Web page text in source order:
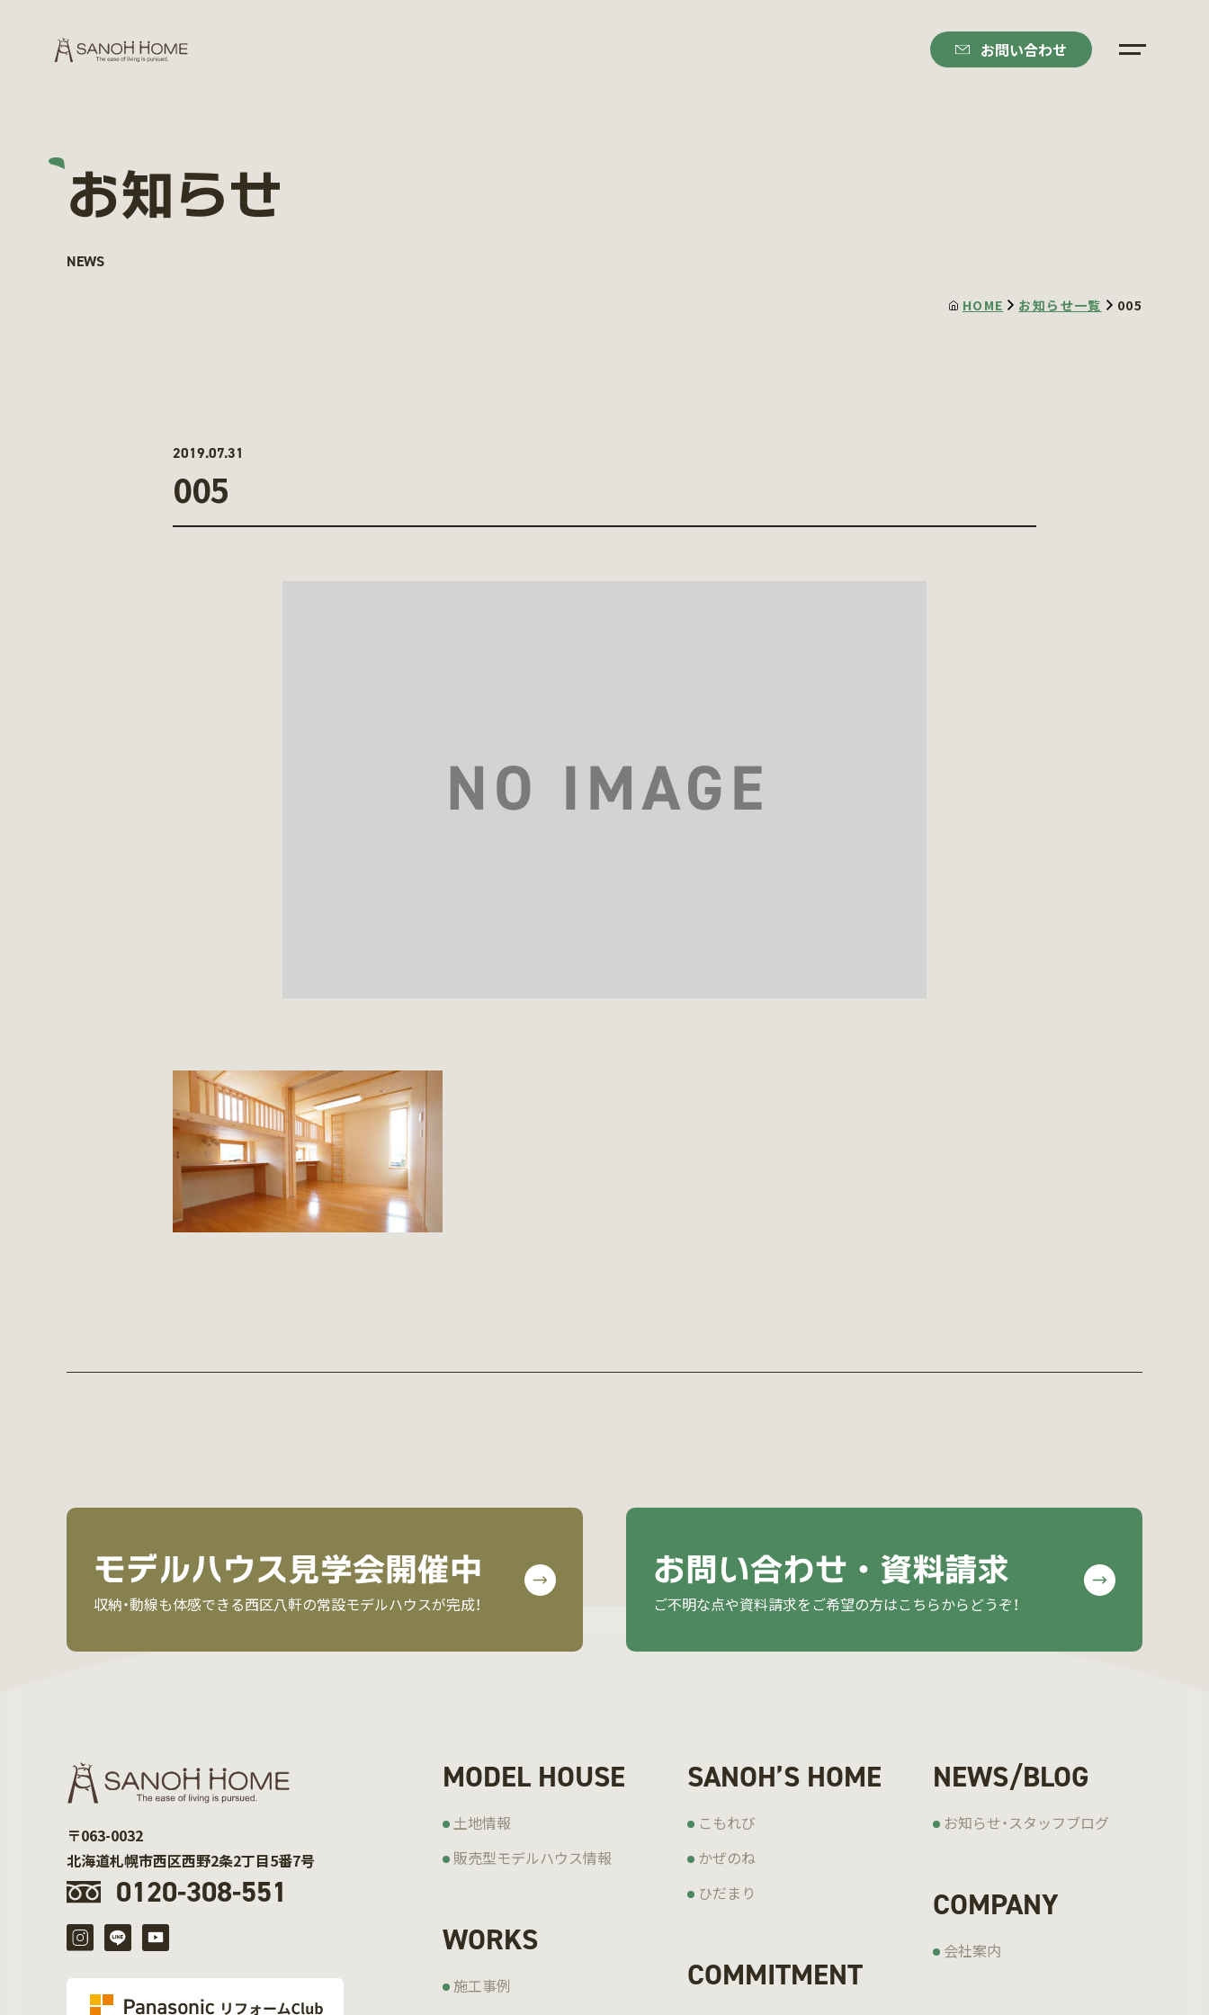
お問い合わせ
お知らせ
NEWS
HOME お知らせ一覧 005
2019.07.31
005
モデルハウス見学会開催中
収納・動線も体感できる西区八軒の常設モデルハウスが完成！
お問い合わせ・資料請求
ご不明な点や資料請求をご希望の方はこちらからどうぞ！
〒063-0032
北海道札幌市西区西野2条2丁目5番7号
0120-308-551
MODEL HOUSE
土地情報
販売型モデルハウス情報
WORKS
施工事例
SANOH’S HOME
こもれび
かぜのね
ひだまり
COMMITMENT
NEWS/BLOG
お知らせ・スタッフブログ
COMPANY
会社案内